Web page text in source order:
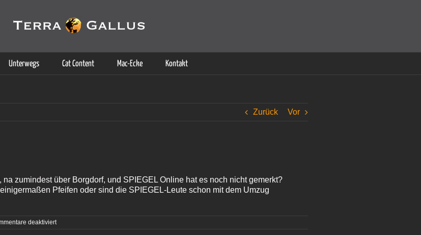
Unterwegs Cat Content Mac-Ecke Kontakt
Zurück Vor
zumindest über Borgdorf, und SPIEGEL Online hat es noch nicht gemerkt?
Pfeifen oder sind die SPIEGEL-Leute schon mit dem Umzug
deaktiviertfür
die Nutzung dieser Webseite erklären Sie sich damit einverstanden, dass Cookies gesetzt werden.
Weitere Informationen